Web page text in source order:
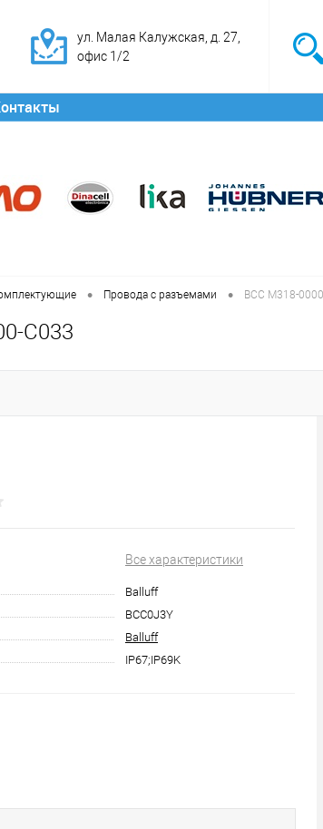
ул. Малая Калужская, д. 27,
офис 1/2
• Провода с разъемами • BCC M318-
C033
Все характеристики
Balluff
BCC0J3Y
Balluff
IP67;IP69K